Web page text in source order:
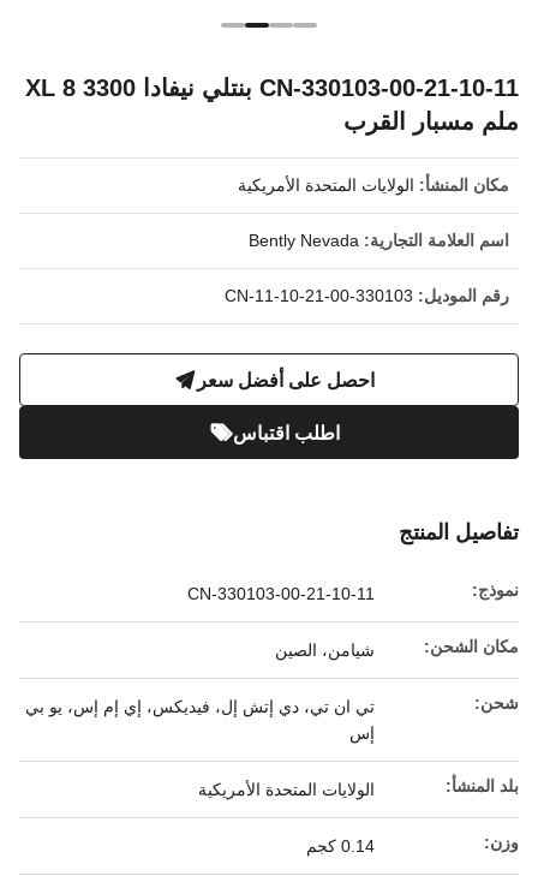
330103-00-21-10-11-CN بنتلي نيفادا 3300 XL 8
ملم مسبار القرب
مكان المنشأ: الولايات المتحدة الأمريكية
اسم العلامة التجارية: Bently Nevada
رقم الموديل: 330103-00-21-10-11-CN
احصل على أفضل سعر
اطلب اقتباس
تفاصيل المنتج
نموذج: 330103-00-21-10-11-CN
مكان الشحن: شيامن، الصين
شحن:
تي ان تي، دي إتش إل، فيديكس، إي إم إس، يو بي
إس
بلد المنشأ: الولايات المتحدة الأمريكية
وزن: 0.14 كجم